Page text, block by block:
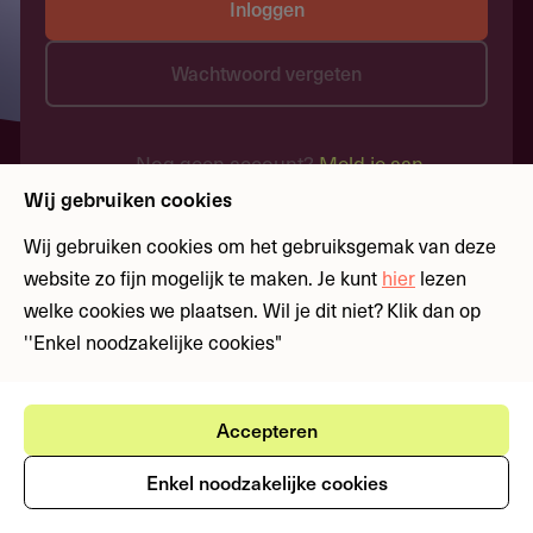
Inloggen
Wachtwoord vergeten
Nog geen account?Meld je aan
Wij gebruiken cookies
Wij gebruiken cookies om het gebruiksgemak van deze
website zo fijn mogelijk te maken. Je kunt hier lezen
welke cookies we plaatsen. Wil je dit niet? Klik dan op
''Enkel noodzakelijke cookies"
Accepteren
Enkel noodzakelijke cookies